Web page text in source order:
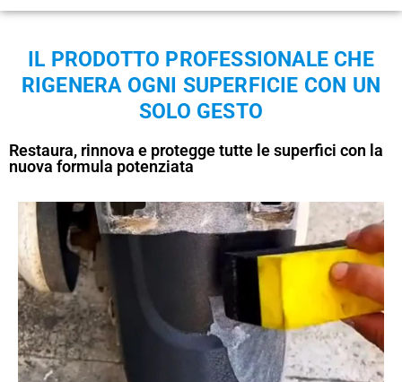
IL PRODOTTO PROFESSIONALE CHE
RIGENERA OGNI SUPERFICIE CON UN
SOLO GESTO
Restaura, rinnova e protegge tutte le superfici con la
nuova formula potenziata